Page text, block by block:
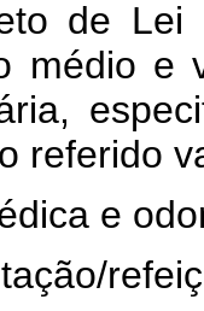
de
médio e
referido
e